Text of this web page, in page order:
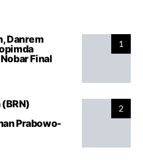
1
Danrem
Final
2
Prabowo-